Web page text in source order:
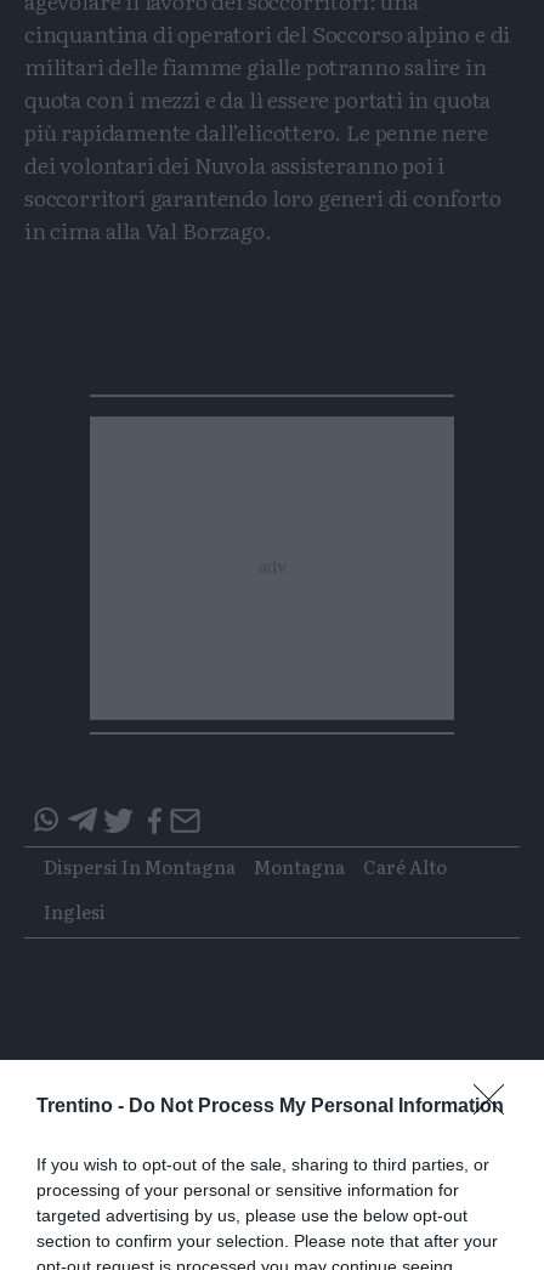
Trentino - Do Not Process My Personal Information
If you wish to opt-out of the sale, sharing to third parties, or
processing of your personal or sensitive information for
targeted advertising by us, please use the below opt-out
section to confirm your selection. Please note that after your
cinquantina di operatori del Soccorso alpino e di
militari delle fiamme gialle potranno salire in
quota con i mezzi e da lì essere portati in quota
più rapidamente dall’elicottero. Le penne nere
dei volontari dei Nuvola assisteranno poi i
soccorritori garantendo loro generi di conforto
in cima alla Val Borzago.
questo
articolo
su
Whatsapp
questo
articolo
su
Telegram
Tags
Dispersi In Montagna Montagna
Caré Alto
Inglesi
I più letti
L'assalto al lago glaciale del Sorapiss:
un turista ci entra anche col sup
Calceranica, bimbo e papà recuperati